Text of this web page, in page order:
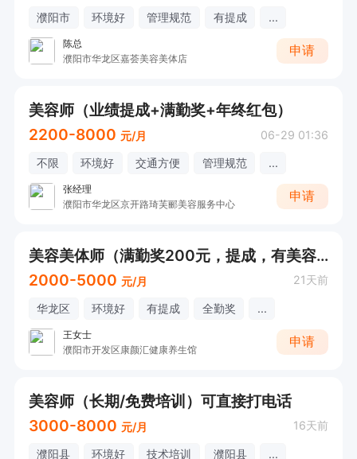
濮阳市 环境好 管理规范 有提成 ...
陈总
濮阳市华龙区嘉荟美容美体店
申请
美容师（业绩提成+满勤奖+年终红包）
2200-8000 元/月 06-29 01:36
不限 环境好 交通方便 管理规范 ...
张经理
濮阳市华龙区京开路琦芙郦美容服务中心
申请
美容美体师（满勤奖200元，提成，有美容美体和销售经验者优先）
2000-5000 元/月 21天前
华龙区 环境好 有提成 全勤奖 ...
王女士
濮阳市开发区康颜汇健康养生馆
申请
美容师（长期/免费培训）可直接打电话
3000-8000 元/月 16天前
濮阳县 环境好 技术培训 濮阳县 ...